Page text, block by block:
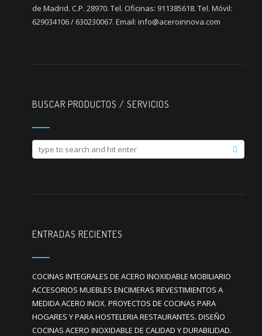
de Madrid. C.P. 28970. Tel. Oficinas: 911385618. Tel. Móvil:
629034106 / 630230067. Email: info@aceroinnova.com
BUSCAR PRODUCTOS / SERVICIOS
ENTRADAS RECIENTES
COCINAS INTEGRALES DE ACERO INOXIDABLE MOBILIARIO
ACCESORIOS MUEBLES ENCIMERAS REVESTIMIENTOS A
MEDIDA ACERO INOX. PROYECTOS DE COCINAS PARA
HOGARES Y PARA HOSTELERIA RESTAURANTES. DISEÑO
COCINAS ACERO INOXIDABLE DE CALIDAD Y DURABILIDAD.